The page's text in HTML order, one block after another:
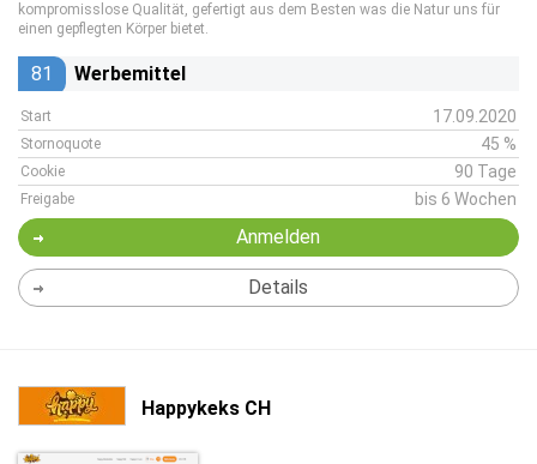
kompromisslose Qualität, gefertigt aus dem Besten was die Natur uns für
einen gepflegten Körper bietet.
81 Werbemittel
Start 17.09.2020
Stornoquote 45 %
Cookie 90 Tage
Freigabe bis 6 Wochen
Anmelden
Details
Happykeks CH